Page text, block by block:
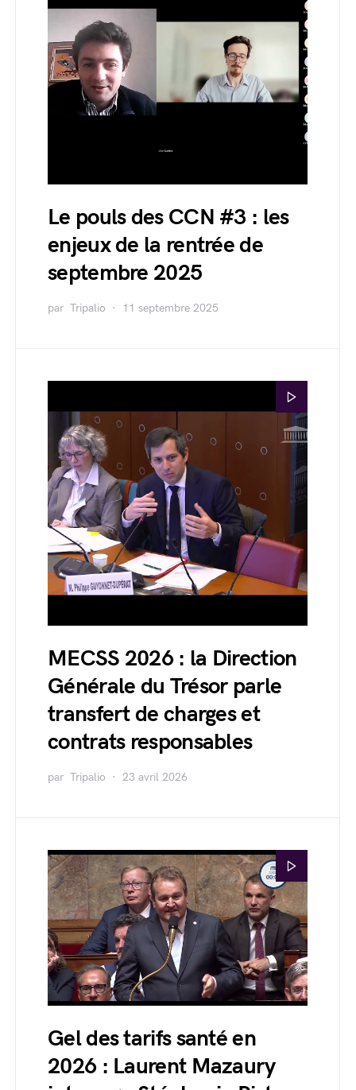
Le pouls des CCN #3 : les
enjeux de la rentrée de
septembre 2025
par Tripalio 11 septembre 2025
MECSS 2026 : la Direction
Générale du Trésor parle
transfert de charges et
contrats responsables
par Tripalio 23 avril 2026
Gel des tarifs santé en
2026 : Laurent Mazaury